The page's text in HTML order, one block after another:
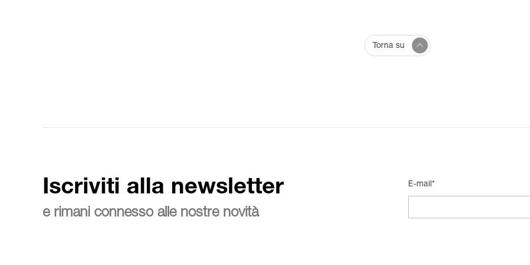
Torna su
Iscriviti alla newsletter
e rimani connesso alle nostre novità
E-mail*